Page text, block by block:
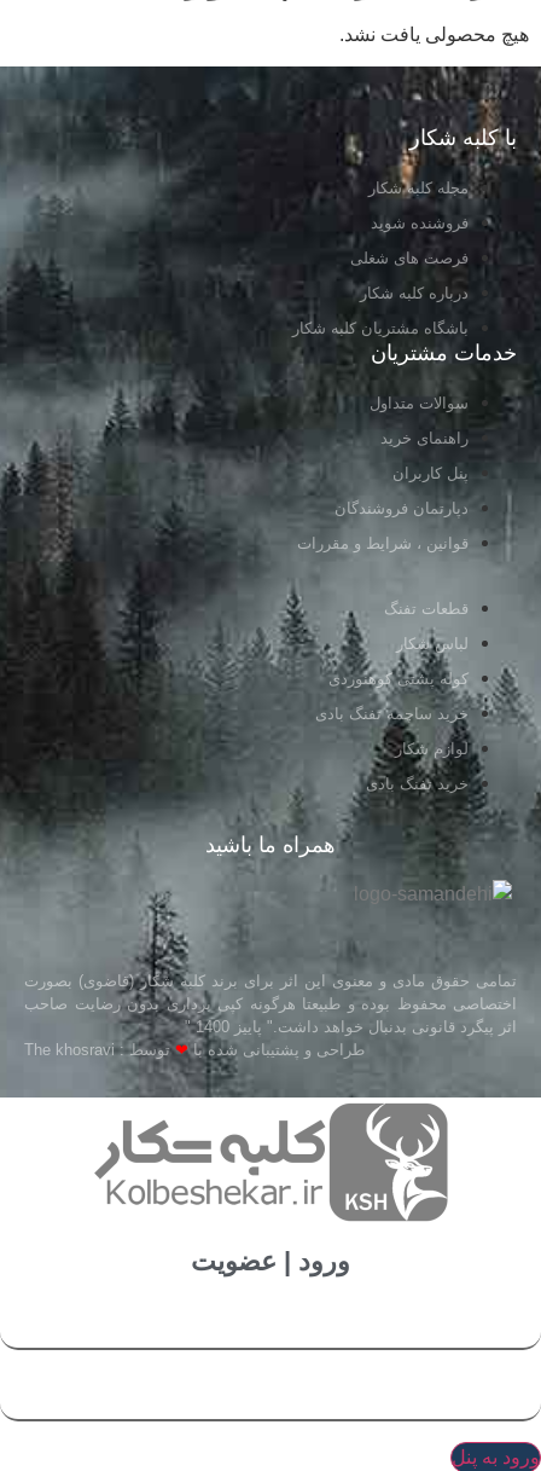
هیچ محصولی یافت نشد.
با کلبه شکار
مجله کلبه شکار
فروشنده شوید
فرصت های شغلی
درباره کلبه شکار
باشگاه مشتریان کلبه شکار
خدمات مشتریان
سوالات متداول
راهنمای خرید
پنل کاربران
دپارتمان فروشندگان
قوانین ، شرایط و مقررات
قطعات تفنگ
لباس شکار
کوله پشتی کوهنوردی
خرید ساچمه تفنگ بادی
لوازم شکار
خرید تفنگ بادی
همراه ما باشید
تمامی حقوق مادی و معنوی این اثر برای برند کلبه شکار (قاضوی) بصورت
اختصاصی محفوظ بوده و طبیعتا هرگونه کپی برداری بدون رضایت صاحب
اثر پیگرد قانونی بدنبال خواهد داشت." پاییز 1400 "
طراحی و پشتیبانی شده با❤توسط : The khosravi
ورود | عضویت
ورود به پنل